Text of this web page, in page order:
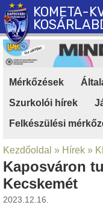
KOMETA-
Mérkőzések
Szurkolói hírek
Felkészülési
Kezdőoldal » Hírek »
Kaposváron
Kecskemét
2023.12.16.